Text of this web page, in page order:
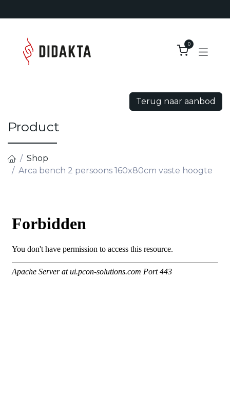
0
Terug naar aanbod
Product
Shop
Arca bench 2 persoons 160x80cm vaste hoogte